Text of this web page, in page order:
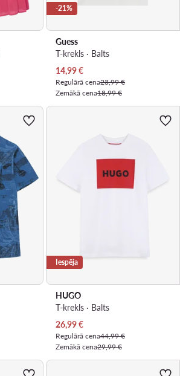
-21%
Guess
T-krekls · Balts
Pašreizējā cena
14,99€
Regulārā cena23,99 €
Zemākā cena18,99 €
Iespēja
HUGO
T-krekls · Balts
Pašreizējā cena
26,99€
Regulārā cena44,99 €
Zemākā cena29,99 €